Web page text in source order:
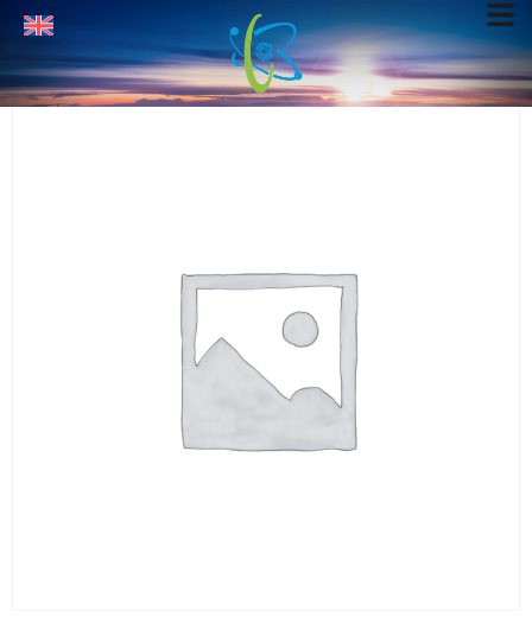
Home Colonne cromatografiche/ Colonna GC per
Modulo Combustione